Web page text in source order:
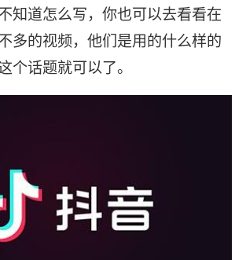
知道怎么写，你也可以去看看在
多的视频，他们是用的什么样的
个话题就可以了。